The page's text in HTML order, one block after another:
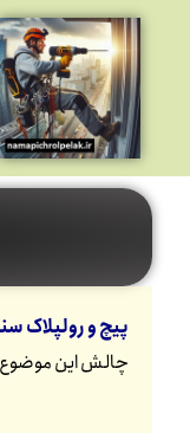
پیچ و رولپلاک
چالش این موضوع